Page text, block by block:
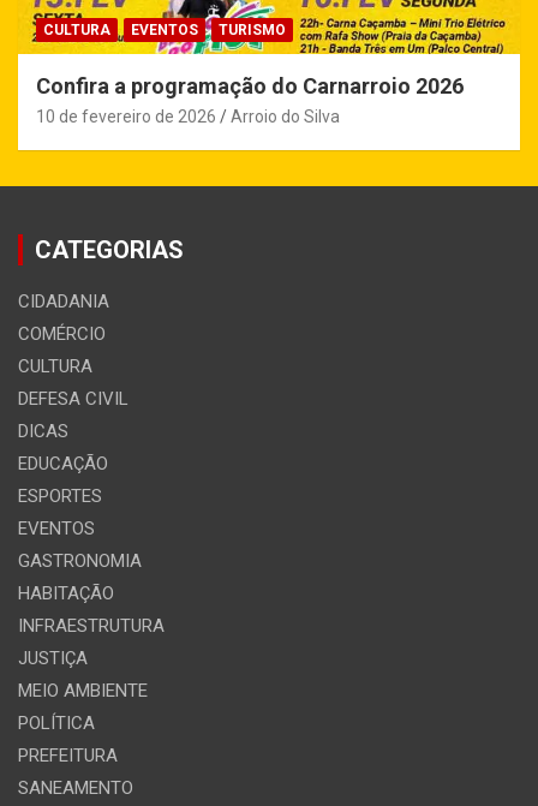
CULTURA EVENTOS TURISMO
Confira a programação do Carnarroio 2026
10 de fevereiro de 2026 Arroio do Silva
CATEGORIAS
CIDADANIA
COMÉRCIO
CULTURA
DEFESA CIVIL
DICAS
EDUCAÇÃO
ESPORTES
EVENTOS
GASTRONOMIA
HABITAÇÃO
INFRAESTRUTURA
JUSTIÇA
MEIO AMBIENTE
POLÍTICA
PREFEITURA
SANEAMENTO